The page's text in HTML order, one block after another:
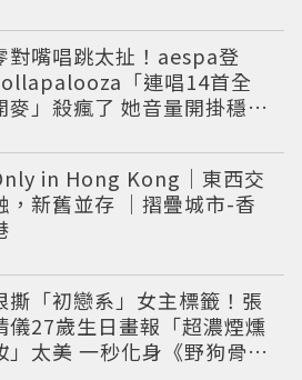
對嘴唱跳太扯！aespa登
「連唱14首全
麥」殺瘋了 她音量開掛穩到
in Hong Kong｜東西交
，新舊並存 ｜摺疊城市-香
撕「初戀系」女主標籤！張
儀27歲生日畫報「超濃煙燻
」太美 一秒化身《野狗骨